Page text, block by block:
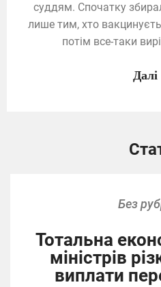
суддям. Спочатку
лише тим, хто
потім все-таки
Далі
Без
Тотальна
міністрів
виплати